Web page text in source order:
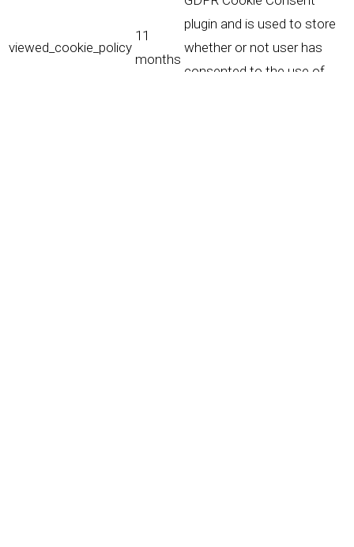
viewed_cookie_policy
11
months
plugin and is used to store
whether or not user has
consented to the use of